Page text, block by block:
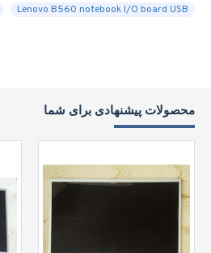
Lenovo B560 notebook I/O board USB
محصولات پیشنهادی برای شما